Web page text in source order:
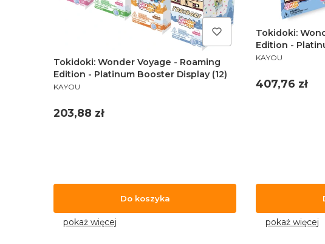
Tokidoki: Wonder Voyage - Roaming
Edition - Platinum Booster Display (12)
PRODUCENT
KAYOU
Cena
203,88 zł
Do koszyka
pokaż więcej
Tokidoki:
Edition -
PRODUCENT
KAYOU
Cena
407,76 zł
pokaż więcej